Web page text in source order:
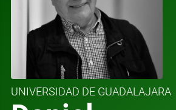
UNIVERSIDAD DE GUADALAJARA